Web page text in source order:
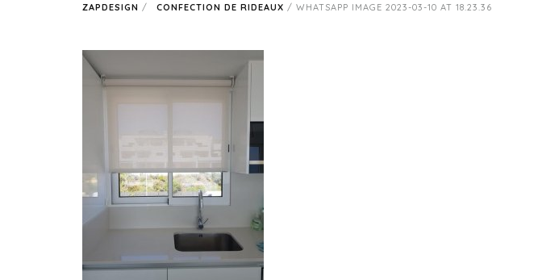
ZAPDESIGN / CONFECTION DE RIDEAUX / WHATSAPP IMAGE 2023-03-10 AT 18.23.36